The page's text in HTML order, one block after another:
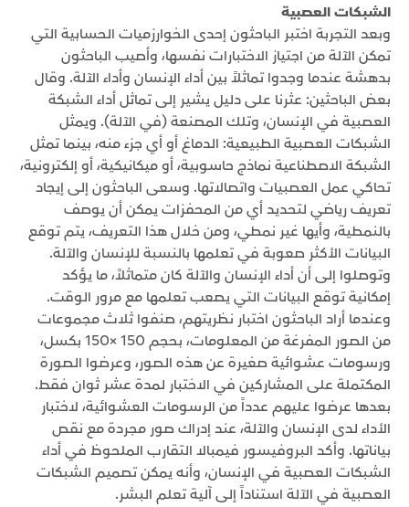
الشبكات العصبية
وبعد التجربة اختبر الباحثون إحدى الخوارزميات الحسابية التي
تمكن الآلة من اجتياز الاختبارات نفسها، وأصيب الباحثون
بدهشة عندما وجدوا تماثلاً بين أداء الإنسان وأداء الآلة. وقال
بعض الباحثين: عثرنا على دليل يشير إلى تماثل أداء الشبكة
العصبية في الإنسان، وتلك المصنعة (في الآلة). ويمثل
الشبكات العصبية الطبيعية: الدماغ أو أي جزء منه، بينما تمثل
الشبكة الاصطناعية نماذج حاسوبية، أو ميكانيكية، أو إلكترونية،
تحاكي عمل العصبيات واتصالاتها. وسعى الباحثون إلى إيجاد
تعريف رياضي لتحديد أي من المحفزات يمكن أن يوصف
بالنمطية، وأيها غير نمطي، ومن خلال هذا التعريف، يتم توقع
البيانات الأكثر صعوبة في تعلمها بالنسبة للإنسان والآلة.
وتوصلوا إلى أن أداء الإنسان والآلة كان متماثلاً، ما يؤكد
إمكانية توقع البيانات التي يصعب تعلمها مع مرور الوقت.
وعندما أراد الباحثون اختبار نظريتهم، صنفوا ثلاث مجموعات
من الصور المفرغة من المعلومات، بحجم 150 ×150 بكسل،
ورسومات عشوائية صغيرة عن هذه الصور، وعرضوا الصورة
المكتملة على المشاركين في الاختبار لمدة عشر ثوان فقط.
بعدها عرضوا عليهم عدداً من الرسومات العشوائية، لاختبار
الأداء لدى الإنسان والآلة، عند إدراك صور مجردة مع نقص
بياناتها. وأكد البروفيسور فيمبالا التقارب الملحوظ في أداء
الشبكات العصبية في الإنسان، وأنه يمكن تصميم الشبكات
العصبية في الآلة استناداً إلى آلية تعلم البشر.